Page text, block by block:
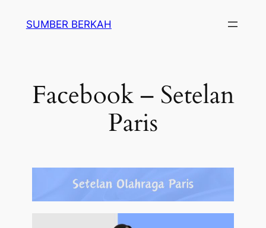
SUMBER BERKAH
Facebook – Setelan
Paris